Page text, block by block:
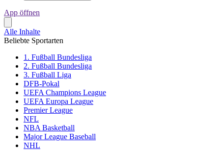
App öffnen
Alle Inhalte
Beliebte Sportarten
1. Fußball Bundesliga
2. Fußball Bundesliga
3. Fußball Liga
DFB-Pokal
UEFA Champions League
UEFA Europa League
Premier League
NFL
NBA Basketball
Major League Baseball
NHL